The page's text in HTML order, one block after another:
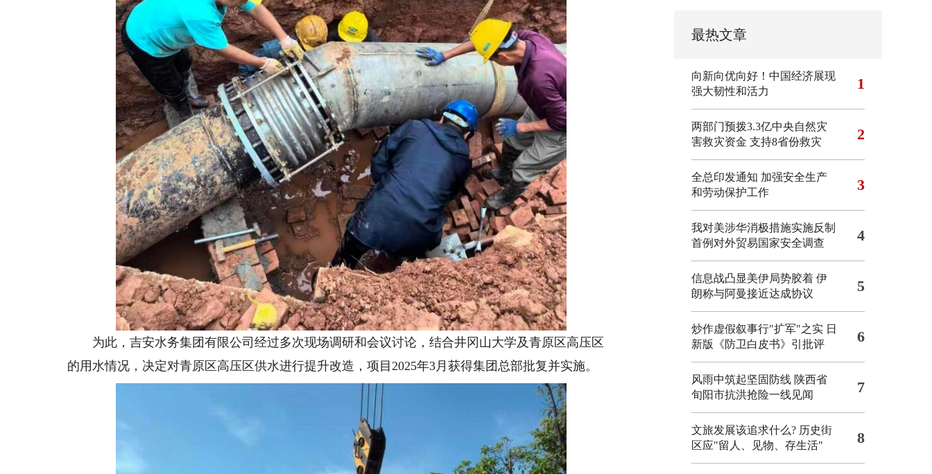
为此，吉安水务集团有限公司经过多次现场调研和会议讨论，结合井冈山大学及青原区高压区
的用水情况，决定对青原区高压区供水进行提升改造，项目2025年3月获得集团总部批复并实施。
最热文章
向新向优向好！中国经济展现
强大韧性和活力
1
两部门预拨3.3亿中央自然灾
害救灾资金 支持8省份救灾
2
全总印发通知 加强安全生产
和劳动保护工作
3
我对美涉华消极措施实施反制
首例对外贸易国家安全调查
4
信息战凸显美伊局势胶着 伊
朗称与阿曼接近达成协议
5
炒作虚假叙事行"扩军"之实 日
新版《防卫白皮书》引批评
6
风雨中筑起坚固防线 陕西省
旬阳市抗洪抢险一线见闻
7
文旅发展该追求什么? 历史街
区应"留人、见物、存生活"
8